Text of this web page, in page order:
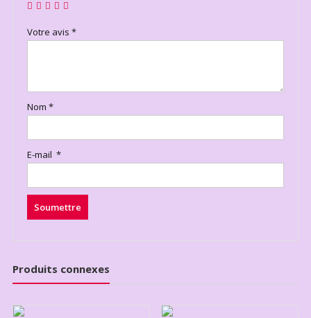
Votre avis *
Nom *
E-mail *
Produits connexes